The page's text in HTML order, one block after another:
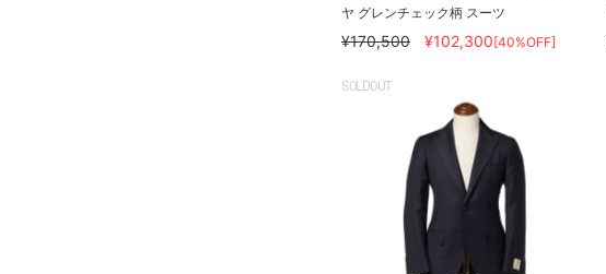
ヤ グレンチェック柄 スーツ
¥170,500 ¥102,300[40%OFF]
SOLDOUT